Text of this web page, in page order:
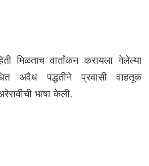
मिळताच वार्तांकन करायला गेलेल्या
अवैध पद्धतीने प्रवासी वाहतूक
भाषा केली.